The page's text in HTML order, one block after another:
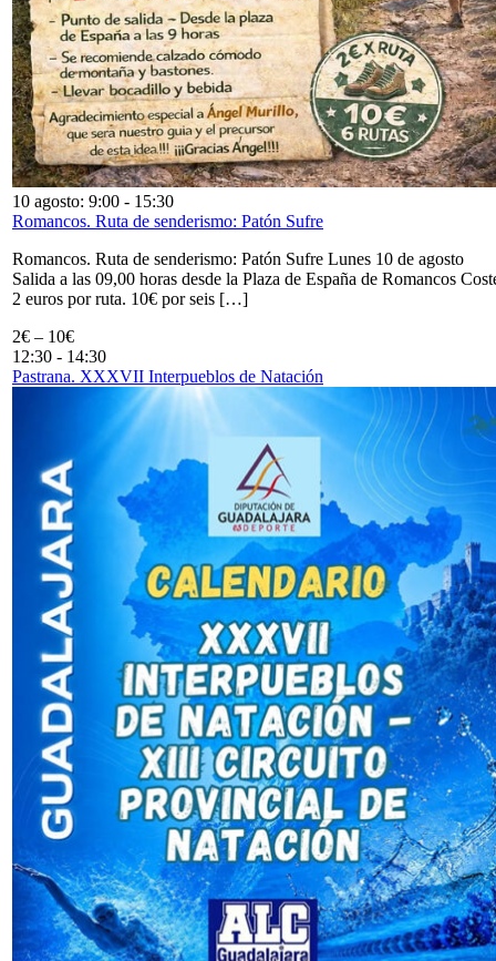
10 agosto: 9:00 - 15:30
Romancos. Ruta de senderismo: Patón Sufre
Romancos. Ruta de senderismo: Patón Sufre Lunes 10 de agosto
Salida a las 09,00 horas desde la Plaza de España de Romancos
2 euros por ruta. 10€ por seis […]
2€ – 10€
12:30 - 14:30
Pastrana. XXXVII Interpueblos de Natación